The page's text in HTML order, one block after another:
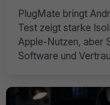
PlugMate bringt
Test zeigt starke
Apple-Nutzen, aber
Software und